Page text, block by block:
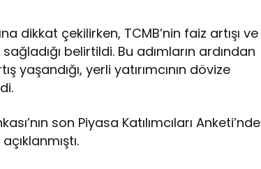
dikkat çekilirken, TCMB’nin faiz artışı ve
belirtildi. Bu adımların ardından
yaşandığı, yerli yatırımcının dövize
son Piyasa Katılımcıları Anketi’nde